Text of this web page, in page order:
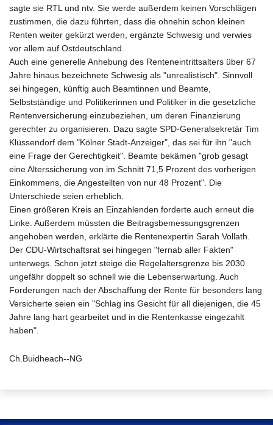
sagte sie RTL und ntv. Sie werde außerdem keinen Vorschlägen
zustimmen, die dazu führten, dass die ohnehin schon kleinen
Renten weiter gekürzt werden, ergänzte Schwesig und verwies
vor allem auf Ostdeutschland.
Auch eine generelle Anhebung des Renteneintrittsalters über 67
Jahre hinaus bezeichnete Schwesig als "unrealistisch". Sinnvoll
sei hingegen, künftig auch Beamtinnen und Beamte,
Selbstständige und Politikerinnen und Politiker in die gesetzliche
Rentenversicherung einzubeziehen, um deren Finanzierung
gerechter zu organisieren. Dazu sagte SPD-Generalsekretär Tim
Klüssendorf dem "Kölner Stadt-Anzeiger", das sei für ihn "auch
eine Frage der Gerechtigkeit". Beamte bekämen "grob gesagt
eine Alterssicherung von im Schnitt 71,5 Prozent des vorherigen
Einkommens, die Angestellten von nur 48 Prozent". Die
Unterschiede seien erheblich.
Einen größeren Kreis an Einzahlenden forderte auch erneut die
Linke. Außerdem müssten die Beitragsbemessungsgrenzen
angehoben werden, erklärte die Rentenexpertin Sarah Vollath.
Der CDU-Wirtschaftsrat sei hingegen "fernab aller Fakten"
unterwegs. Schon jetzt steige die Regelaltersgrenze bis 2030
ungefähr doppelt so schnell wie die Lebenserwartung. Auch
Forderungen nach der Abschaffung der Rente für besonders lang
Versicherte seien ein "Schlag ins Gesicht für all diejenigen, die 45
Jahre lang hart gearbeitet und in die Rentenkasse eingezahlt
haben".
Ch.Buidheach--NG